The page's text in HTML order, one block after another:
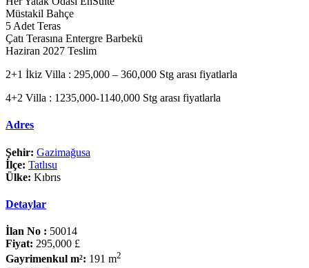
Müstakil Bahçe
5 Adet Teras
Çatı Terasına Entergre Barbekü
Haziran 2027 Teslim
2+1 İkiz Villa : 295,000 – 360,000 Stg arası fiyatlarla
4+2 Villa : 1235,000-1140,000 Stg arası fiyatlarla
Adres
Şehir: Gazimağusa
İlçe: Tatlısu
Ülke: Kıbrıs
Detaylar
İlan No : 50014
Fiyat: 295,000 £
Gayrimenkul m²: 191 m2